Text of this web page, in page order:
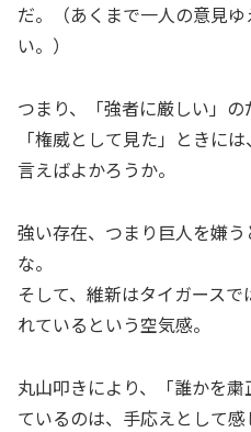
だ。（あくまで一人の意見
い。）
つまり、「強者に厳しい」の
「権威として見た」ときに
言えばよかろうか。
強い存在、つまり巨人を嫌
な。
そして、維新はタイガース
れているという空気感。
丸山叩きにより、「誰かを
ているのは、手応えとして感